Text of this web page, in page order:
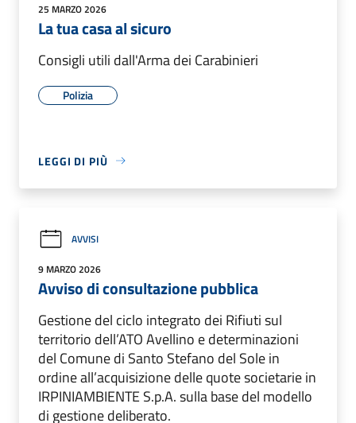
25 MARZO 2026
La tua casa al sicuro
Consigli utili dall'Arma dei Carabinieri
Polizia
LEGGI DI PIÙ
AVVISI
9 MARZO 2026
Avviso di consultazione pubblica
Gestione del ciclo integrato dei Rifiuti sul
territorio dell’ATO Avellino e determinazioni
del Comune di Santo Stefano del Sole in
ordine all’acquisizione delle quote societarie in
IRPINIAMBIENTE S.p.A. sulla base del modello
di gestione deliberato.